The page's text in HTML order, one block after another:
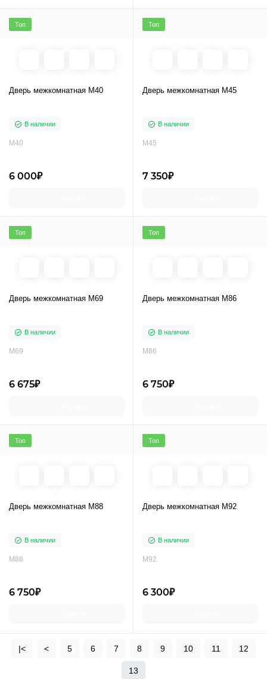
Топ
Дверь межкомнатная M40
В наличии
M40
6 000₽
Топ
Дверь межкомнатная M45
В наличии
M45
7 350₽
Топ
Дверь межкомнатная M69
В наличии
M69
6 675₽
Топ
Дверь межкомнатная M86
В наличии
M86
6 750₽
Топ
Дверь межкомнатная M88
В наличии
M88
6 750₽
Топ
Дверь межкомнатная M92
В наличии
M92
6 300₽
|< < 5 6 7 8 9 10 11 12
13